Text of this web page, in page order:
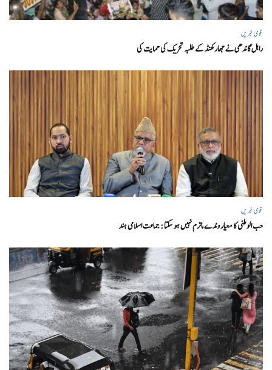
قومی خبریں
راہل گاندھی نے جھارکھنڈ کے طلبہ تحریک کی حمایت کی
قومی خبریں
حب الوطنی کا معیار وندے ماترم نہیں ہو سکتا : جماعت اسلامی ہند